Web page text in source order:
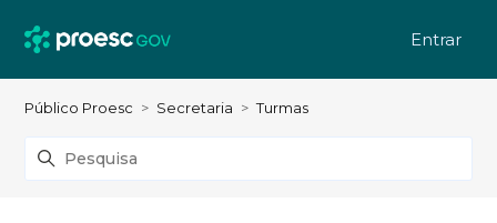
Entrar
Público Proesc Secretaria Turmas